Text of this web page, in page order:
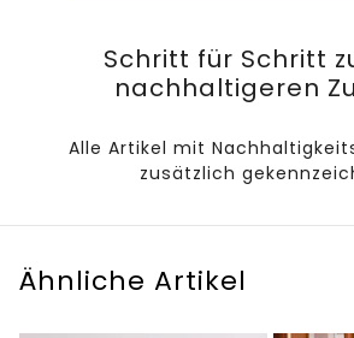
Schritt für Schritt
nachhaltigeren
Alle Artikel mit
zusätzlich
Ähnliche Artikel